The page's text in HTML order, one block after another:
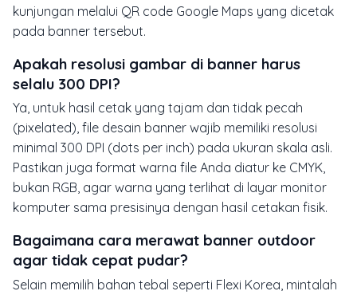
kunjungan melalui QR code Google Maps yang dicetak
pada banner tersebut.
Apakah resolusi gambar di banner harus
selalu 300 DPI?
Ya, untuk hasil cetak yang tajam dan tidak pecah
(pixelated), file desain banner wajib memiliki resolusi
minimal 300 DPI (dots per inch) pada ukuran skala asli.
Pastikan juga format warna file Anda diatur ke CMYK,
bukan RGB, agar warna yang terlihat di layar monitor
komputer sama presisinya dengan hasil cetakan fisik.
Bagaimana cara merawat banner outdoor
agar tidak cepat pudar?
Selain memilih bahan tebal seperti Flexi Korea, mintalah